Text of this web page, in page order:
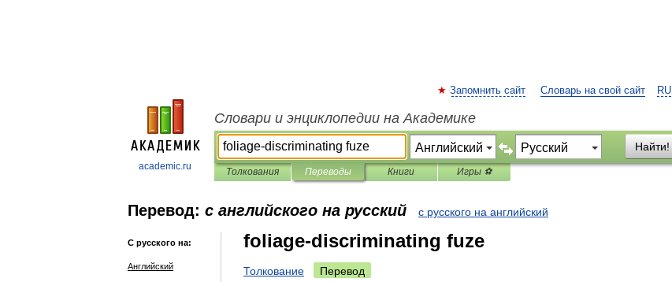
academic.ru
RU
Запомнить сайт Словарь на свой сайт
Словари и энциклопедии на Академике
Найти!
Толкования Переводы Книги Игры ⚽
Перевод: с английского на русский с русского на английский
С русского на:
Английский
foliage-discriminating fuze
Толкование Перевод